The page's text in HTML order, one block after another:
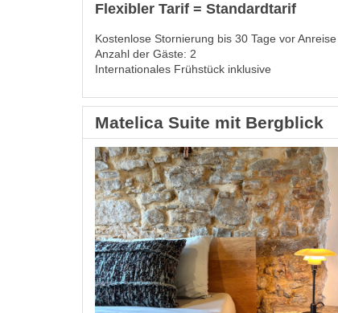
Flexibler Tarif = Standardtarif
Kostenlose Stornierung bis 30 Tage vor Anreise
Anzahl der Gäste: 2
Internationales Frühstück inklusive
Matelica Suite mit Bergblick